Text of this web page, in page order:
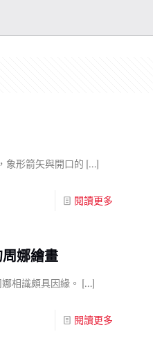
象形箭矢與開口的 […]
閱讀更多
娜繪畫
相識頗具因緣。 […]
閱讀更多